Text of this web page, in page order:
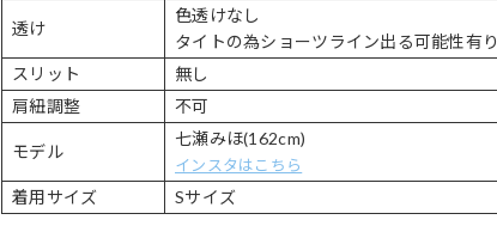
透け
色透けなし
タイトの為ショーツライン出る可能性有り
スリット
無し
肩紐調整
不可
モデル
七瀬みほ(162cm)
インスタはこちら
着用サイズ
Sサイズ